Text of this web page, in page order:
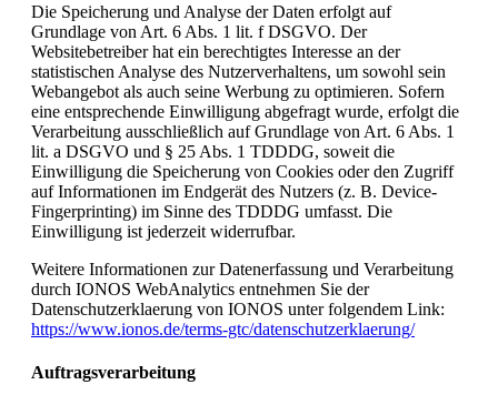
Die Speicherung und Analyse der Daten erfolgt auf
Grundlage von Art. 6 Abs. 1 lit. f DSGVO. Der
Websitebetreiber hat ein berechtigtes Interesse an der
statistischen Analyse des Nutzerverhaltens, um sowohl sein
Webangebot als auch seine Werbung zu optimieren. Sofern
eine entsprechende Einwilligung abgefragt wurde, erfolgt die
Verarbeitung ausschließlich auf Grundlage von Art. 6 Abs. 1
lit. a DSGVO und § 25 Abs. 1 TDDDG, soweit die
Einwilligung die Speicherung von Cookies oder den Zugriff
auf Informationen im Endgerät des Nutzers (z. B. Device-
Fingerprinting) im Sinne des TDDDG umfasst. Die
Einwilligung ist jederzeit widerrufbar.
Weitere Informationen zur Datenerfassung und Verarbeitung
durch IONOS WebAnalytics entnehmen Sie der
Datenschutzerklaerung von IONOS unter folgendem Link:
https://www.ionos.de/terms-gtc/datenschutzerklaerung/
Auftragsverarbeitung